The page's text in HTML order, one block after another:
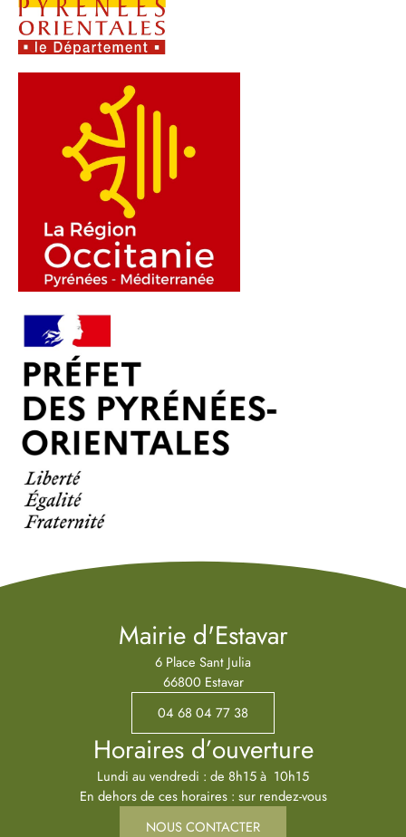
Mairie d'Estavar
6 Place Sant Julia
66800 Estavar
04 68 04 77 38
Horaires d’ouverture
Lundi au vendredi : de 8h15 à 10h15
En dehors de ces horaires : sur rendez-vous
NOUS CONTACTER